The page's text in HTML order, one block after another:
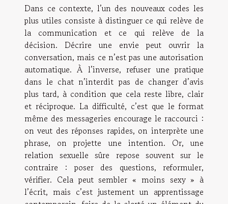
Dans ce contexte, l’un des nouveaux codes les
plus utiles consiste à distinguer ce qui relève de
la communication et ce qui relève de la
décision. Décrire une envie peut ouvrir la
conversation, mais ce n’est pas une autorisation
automatique. À l’inverse, refuser une pratique
dans le chat n’interdit pas de changer d’avis
plus tard, à condition que cela reste libre, clair
et réciproque. La difficulté, c’est que le format
même des messageries encourage le raccourci :
on veut des réponses rapides, on interprète une
phrase, on projette une intention. Or, une
relation sexuelle sûre repose souvent sur le
contraire : poser des questions, reformuler,
vérifier. Cela peut sembler « moins sexy » à
l’écrit, mais c’est justement un apprentissage